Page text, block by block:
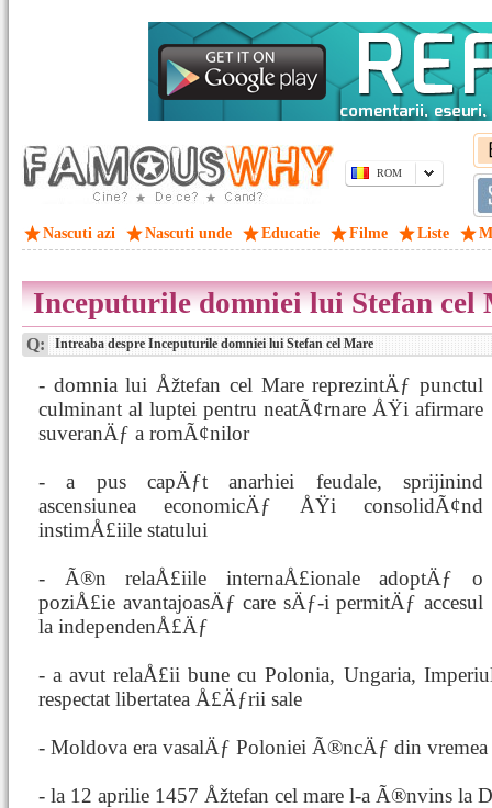
ROM
Nascuti azi Nascuti unde Educatie Filme Liste
Inceputurile domniei lui Stefan cel
Q: Intreaba despre Inceputurile domniei lui Stefan cel Mare
- domnia lui Åžtefan cel Mare reprezintÄƒ punctul
culminant al luptei pentru neatÃ¢rnare ÅŸi afirmare
suveranÄƒ a romÃ¢nilor
- a pus capÄƒt anarhiei feudale, sprijinind
ascensiunea economicÄƒ ÅŸi consolidÃ¢nd
instimÅ£iile statului
- Ã®n relaÅ£iile internaÅ£ionale adoptÄƒ o
poziÅ£ie avantajoasÄƒ care sÄƒ-i permitÄƒ accesul
la independenÅ£Äƒ
- a avut relaÅ£ii bune cu Polonia, Ungaria,
respectat libertatea Å£Äƒrii sale
- Moldova era vasalÄƒ Poloniei Ã®ncÄƒ din
- la 12 aprilie 1457 Åžtefan cel mare l-a Ã®nvins la